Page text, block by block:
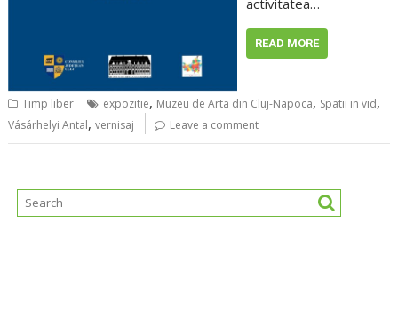
activitatea…
READ MORE
Timp liber expozitie, Muzeu de Arta din Cluj-Napoca, Spatii in vid,
Vásárhelyi Antal,vernisaj Leave a comment